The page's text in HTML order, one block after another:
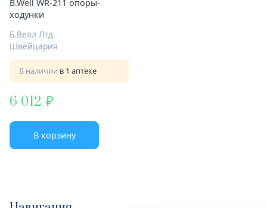
B.Well WR-211 опоры-
ходунки
Б.Велл Лтд
Швейцария
В наличии в 1 аптеке
6 012
В корзину